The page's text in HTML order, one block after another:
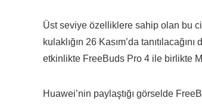
Üst seviye özelliklere sahip olan bu
kulaklığın 26 Kasım’da
etkinlikte FreeBuds Pro 4 ile birlikte
Huawei’nin paylaştığı görselde